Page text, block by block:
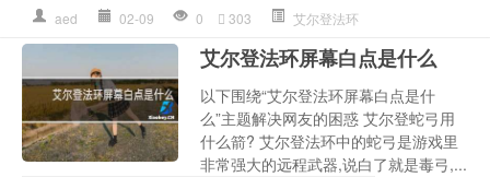
aed 02-09 0 303 艾尔登法环
艾尔登法环屏幕白点是什么
以下围绕“艾尔登法环屏幕白点是什
么”主题解决网友的困惑 艾尔登蛇弓用
什么箭? 艾尔登法环中的蛇弓是游戏里
非常强大的远程武器,说白了就是毒弓,...